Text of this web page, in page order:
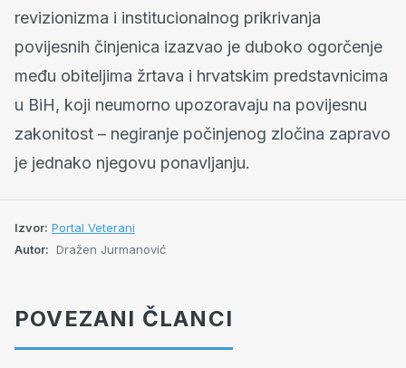
revizionizma i institucionalnog prikrivanja
povijesnih činjenica izazvao je duboko ogorčenje
među obiteljima žrtava i hrvatskim predstavnicima
u BiH, koji neumorno upozoravaju na povijesnu
zakonitost – negiranje počinjenog zločina zapravo
je jednako njegovu ponavljanju.
Izvor: Portal Veterani
Autor: Dražen Jurmanović
POVEZANI ČLANCI